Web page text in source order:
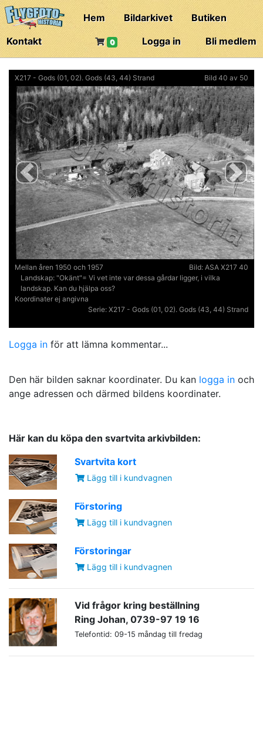
Hem Bildarkivet
Butiken
Kontakt
Bli medlem
Logga in
0
X217 - Gods (01, 02). Gods (43, 44) Strand Bild 40 av 50
Previous Next
Mellan åren 1950 och 1957 Bild: ASA X217 40
Landskap: "Okänt"= Vi vet inte var dessa gårdar ligger, i vilka
landskap. Kan du hjälpa oss?
Koordinater ej angivna
Serie: X217 - Gods (01, 02). Gods (43, 44) Strand
Logga in för att lämna kommentar...
Den här bilden saknar koordinater. Du kan logga in och
ange adressen och därmed bildens koordinater.
Här kan du köpa den svartvita arkivbilden:
Svartvita kort
Lägg till i kundvagnen
Förstoring
Lägg till i kundvagnen
Förstoringar
Lägg till i kundvagnen
Vid frågor kring beställning
Ring Johan, 0739-97 19 16
Telefontid: 09-15 måndag till fredag